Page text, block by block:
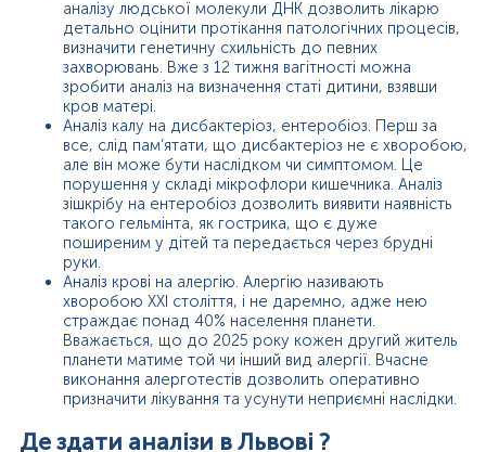
аналізу людської молекули ДНК дозволить лікарю
детально оцінити протікання патологічних процесів,
визначити генетичну схильність до певних
захворювань. Вже з 12 тижня вагітності можна
зробити аналіз на визначення статі дитини, взявши
кров матері.
Аналіз калу на дисбактеріоз, ентеробіоз. Перш за
все, слід пам’ятати, що дисбактеріоз не є хворобою,
але він може бути наслідком чи симптомом. Це
порушення у складі мікрофлори кишечника. Аналіз
зішкрібу на ентеробіоз дозволить виявити наявність
такого гельмінта, як гострика, що є дуже
поширеним у дітей та передається через брудні
руки.
Аналіз крові на алергію. Алергію називають
хворобою ХХІ століття, і не даремно, адже нею
страждає понад 40% населення планети.
Вважається, що до 2025 року кожен другий житель
планети матиме той чи інший вид алергії. Вчасне
виконання алерготестів дозволить оперативно
призначити лікування та усунути неприємні наслідки.
Де здати аналізи в Львові ?